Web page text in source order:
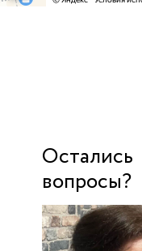
Остались
вопросы?